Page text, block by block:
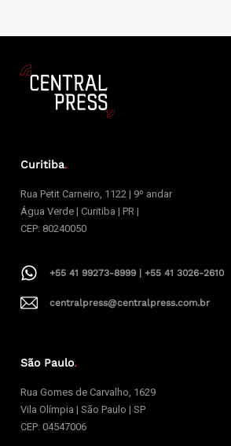
Curitiba.
Rua Petit Carneiro, 1122 | 9º andar
Água Verde | Curitiba | PR |
CEP: 80240050
+55 41 99273-8999 | +55 41 3026-2610
centralpress@centralpress.com.br
São Paulo.
Rua Gomes de Carvalho, 1629
Vila Olímpia | São Paulo | SP
CEP: 04547006